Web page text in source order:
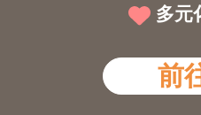
多元
前